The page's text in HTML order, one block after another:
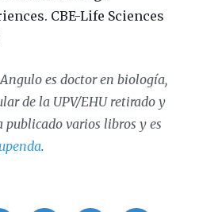
CBE-Life Sciences
es doctor en biología,
de la UPV/EHU retirado y
varios libros y es
.